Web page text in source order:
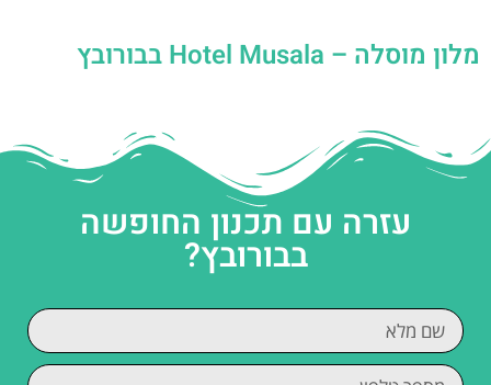
מלון מוסלה – Hotel Musala בבורובץ
עזרה עם תכנון החופשה
בבורובץ?